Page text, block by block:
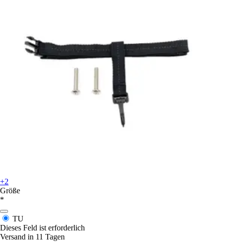
+2
Größe
*
TU
Dieses Feld ist erforderlich
Versand in 11 Tagen